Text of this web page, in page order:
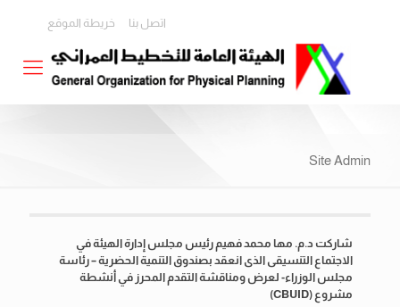
اتصل بنا خريطة الموقع
Site Admin
شاركت د.م. مها محمد فهيم رئيس مجلس إدارة الهيئة في
الاجتماع التنسيقى الذى انعقد بصندوق التنمية الحضرية – رئاسة
مجلس الوزراء- لعرض ومناقشة التقدم المحرز في أنشطة
مشروع (CBUID)